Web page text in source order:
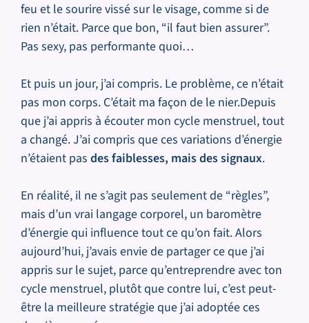
feu et le sourire vissé sur le visage, comme si de
rien n’était. Parce que bon, “il faut bien assurer”.
Pas sexy, pas performante quoi…
Et puis un jour, j’ai compris. Le problème, ce n’était
pas mon corps. C’était ma façon de le nier.Depuis
que j’ai appris à écouter mon cycle menstruel, tout
a changé. J’ai compris que ces variations d’énergie
n’étaient pas des faiblesses, mais des signaux.
En réalité, il ne s’agit pas seulement de “règles”,
mais d’un vrai langage corporel, un baromètre
d’énergie qui influence tout ce qu’on fait. Alors
aujourd’hui, j’avais envie de partager ce que j’ai
appris sur le sujet, parce qu’entreprendre avec ton
cycle menstruel, plutôt que contre lui, c’est peut-
être la meilleure stratégie que j’ai adoptée ces